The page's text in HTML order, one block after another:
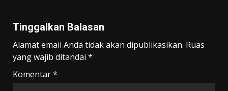
Tinggalkan Balasan
Alamat email Anda tidak akan dipublikasikan. Ruas
yang wajib ditandai *
Komentar*